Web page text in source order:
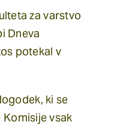
za varstvo
Dneva
potekal v
ki se
vsak